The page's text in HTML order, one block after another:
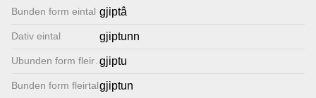
Bunden form eintal gjiptâ
Dativ eintal gjiptunn
Ubunden form fleirtal
gjiptu
Bunden form fleirtalgjiptun
Kontakt
oss